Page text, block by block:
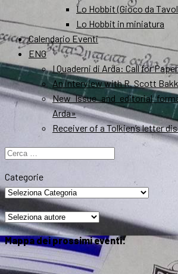
Lo Hobbit (Gioco da
Lo Hobbit in miniatura
Calendario Eventi
ENG
I Quaderni di Arda: Call for
An interview with R. Scott
New Issue and editorial
Arda»
Receiver of a Tolkien’s letter
Ricerca
Categorie
Mappa dei prossimi eventi: